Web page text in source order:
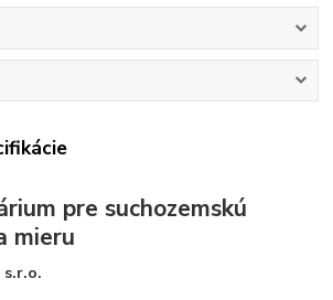
pre suchozemskú
mieru